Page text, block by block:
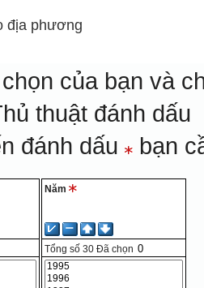
địa phương
của bạn và
thuật đánh dấu
đánh dấu bạn
Năm
Tổng số 30 Đã chọn